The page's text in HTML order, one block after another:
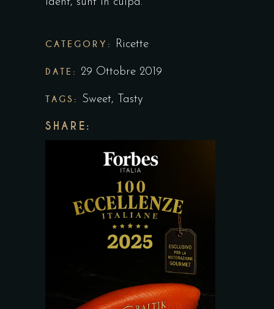
CATEGORY: Ricette
DATE: 29 Ottobre 2019
TAGS: Sweet, Tasty
SHARE: